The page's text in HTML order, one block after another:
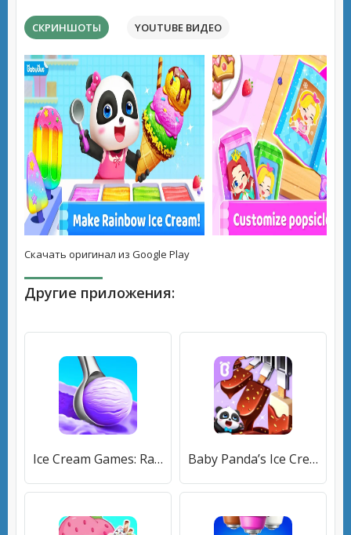
СКРИНШОТЫ YOUTUBE ВИДЕО
Скачать оригинал из Google Play
Другие приложения:
Ice Cream Games: Rainbow Maker (Айс Крем Геймс) [МОД Mega Pack] APK Android Baby Panda’s Ice Cream Shop [МОД Premium] APK Android